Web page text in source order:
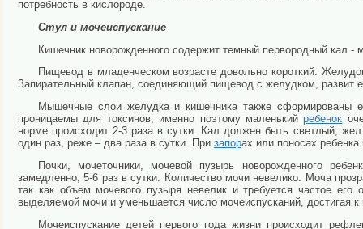
потребность в кислороде.
Стул и мочеиспускание
Кишечник новорожденного содержит темный первородный кал
Пищевод в младенческом возрасте довольно короткий.
Запирательный клапан, соединяющий пищевод с желудком, развит
Мышечные слои желудка и кишечника также сформированы
проницаемы для токсинов, именно поэтому маленькийребенок
норме происходит 2-3 раза в сутки. Кал должен быть светлый,
один раз, реже – два раза в сутки. При запорах или поносах ребенка
Почки, мочеточники, мочевой пузырь новорожденного
замедленно, 5-6 раз в сутки. Количество мочи невелико. Моча
так как объем мочевого пузыря невелик и требуется частое его
выделяемой мочи и уменьшается число мочеиспусканий, достигая к
Мочеиспускание детей первого года жизни происходит